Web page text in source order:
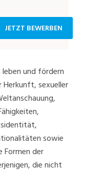
JETZT BEWERBEN
und fördern
sexueller
sowie
Formen der
die nicht